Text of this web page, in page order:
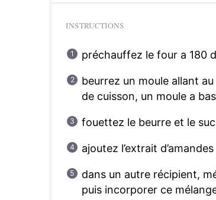
INSTRUCTIONS
préchauffez le four a 180
beurrez un moule allant
de cuisson, un moule a
fouettez le beurre et le
ajoutez l’extrait
dans un autre récipient,
puis incorporer ce